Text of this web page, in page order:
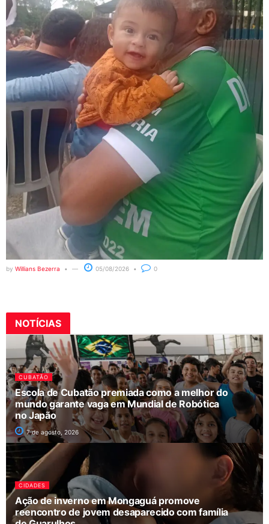
by Willians Bezerra 05/08/2026 0
NOTÍCIAS
CUBATÃO
Escola de Cubatão premiada como a melhor do
mundo garante vaga em Mundial de Robótica
no Japão
7 de agosto, 2026
CIDADES
Ação de inverno em Mongaguá promove
reencontro de jovem desaparecido com família